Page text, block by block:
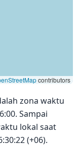
contributors
zona waktu
Sampai
lokal saat
(+06).